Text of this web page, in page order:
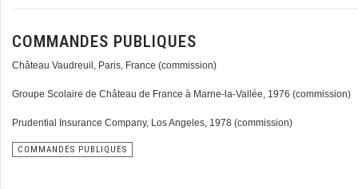
COMMANDES PUBLIQUES
Château Vaudreuil, Paris, France (commission)
Groupe Scolaire de Château de France à Marne-la-Vallée, 1976 (commission)
Prudential Insurance Company, Los Angeles, 1978 (commission)
COMMANDES PUBLIQUES